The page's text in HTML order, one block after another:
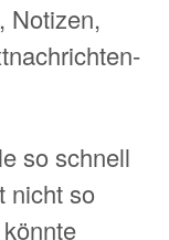
Notizen,
so schnell
nicht so